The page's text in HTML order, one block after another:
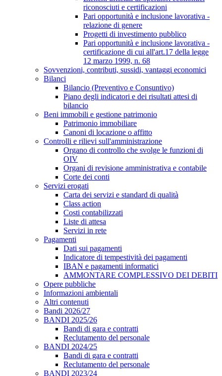
riconosciuti e certificazioni
Pari opportunità e inclusione lavorativa -
relazione di genere
Progetti di investimento pubblico
Pari opportunità e inclusione lavorativa -
certificazione di cui all'art.17 della legge
12 marzo 1999, n. 68
Sovvenzioni, contributi, sussidi, vantaggi economici
Bilanci
Bilancio (Preventivo e Consuntivo)
Piano degli indicatori e dei risultati attesi di
bilancio
Beni immobili e gestione patrimonio
Patrimonio immobiliare
Canoni di locazione o affitto
Controlli e rilievi sull'amministrazione
Organo di controllo che svolge le funzioni di
OIV
Organi di revisione amministrativa e contabile
Corte dei conti
Servizi erogati
Carta dei servizi e standard di qualità
Class action
Costi contabilizzati
Liste di attesa
Servizi in rete
Pagamenti
Dati sui pagamenti
Indicatore di tempestività dei pagamenti
IBAN e pagamenti informatici
AMMONTARE COMPLESSIVO DEI DEBITI
Opere pubbliche
Informazioni ambientali
Altri contenuti
Bandi 2026/27
BANDI 2025/26
Bandi di gara e contratti
Reclutamento del personale
BANDI 2024/25
Bandi di gara e contratti
Reclutamento del personale
BANDI 2023/24